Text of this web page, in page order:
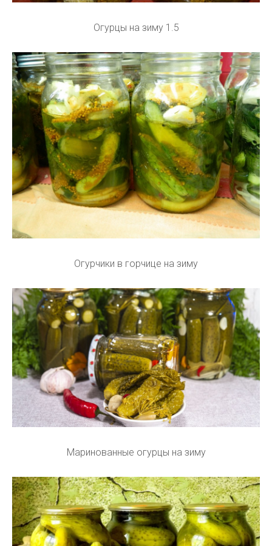
Огурцы на зиму 1.5
Огурчики в горчице на зиму
Маринованные огурцы на зиму